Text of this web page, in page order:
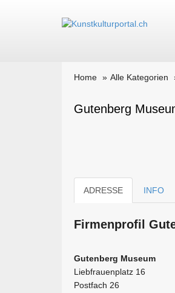
Home Alle Kategorien
Gutenberg
ADRESSE INFO
Firmen­profil
Gutenberg Museum
Liebfrauenplatz 16
Postfach 26